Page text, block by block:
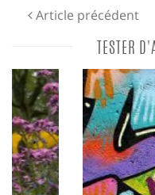
Article précédent
TESTER